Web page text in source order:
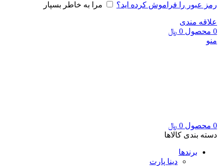
رمز عبور را فراموش کرده اید؟ مرا به خاطر بسپار
علاقه مندی
0 محصول 0 ﷼
منو
0 محصول 0 ﷼
دسته بندی کالاها
برندها
دینا پارت